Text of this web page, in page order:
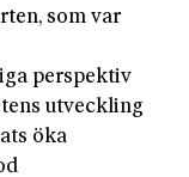
som var
perspektiv
utveckling
öka